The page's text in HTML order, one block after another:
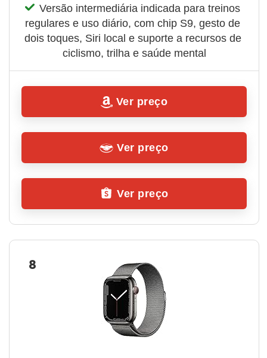
Versão intermediária indicada para treinos
regulares e uso diário, com chip S9, gesto de
dois toques, Siri local e suporte a recursos de
ciclismo, trilha e saúde mental
Ver preço
Ver preço
Ver preço
8